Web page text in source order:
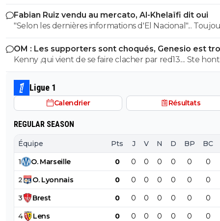
Fabian Ruiz vendu au mercato, Al-Khelaïfi dit oui
"Selon les dernières informations d'El Nacional"... Toujours les
sources espagnoles douteuses, principales fabriques
news et principales sources pour les articles de Foot01.
OM : Les supporters sont choqués, Genesio est
fort
Kenny ,qui vient de se faire clacher par red13.... Ste
😂😂
Ligue 1
Calendrier Résultats
REGULAR SEASON
Équipe Pts J V N D BP BC
1 O. Marseille 0 0 0 0 0 0 0
2 O. Lyonnais 0 0 0 0 0 0 0
3 Brest 0 0 0 0 0 0 0
4 Lens 0 0 0 0 0 0 0